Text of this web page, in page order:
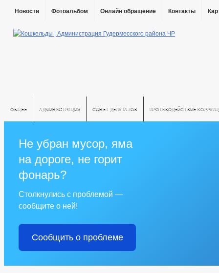
Новости Фотоальбом Онлайн обращение Контакты
ОБЩЕЕ АДМИНИСТРАЦИЯ СОВЕТ ДЕПУТАТОВ ПРОТИВОДЕЙСТВИЕ
Не убран мусор, яма
на дороге, не горит
фонарь?
Столкнулись с проблемой —
сообщите о ней!
Сообщить о проблеме